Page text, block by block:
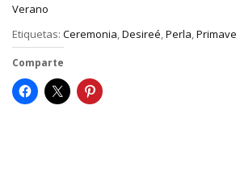
Verano
Etiquetas: Ceremonia,Desireé,Perla,
Comparte